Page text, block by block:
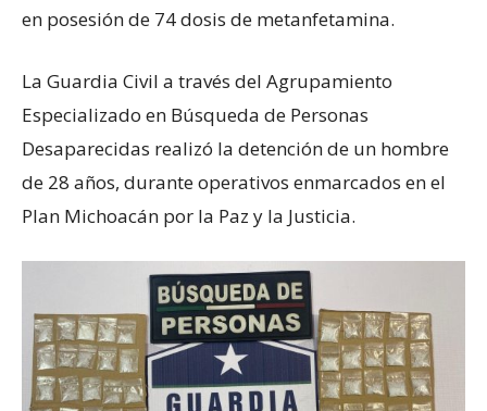
en posesión de 74 dosis de metanfetamina.
La Guardia Civil a través del Agrupamiento
Especializado en Búsqueda de Personas
Desaparecidas realizó la detención de un hombre
de 28 años, durante operativos enmarcados en el
Plan Michoacán por la Paz y la Justicia.